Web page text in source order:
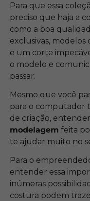
Para que essa
preciso que haja a
como a boa
exclusivas,
e um corte
o modelo e
passar.
Mesmo que você
para o computador
de criação,
modelagem feita
te ajudar muito no
Para o
entender essa
inúmeras
costura podem